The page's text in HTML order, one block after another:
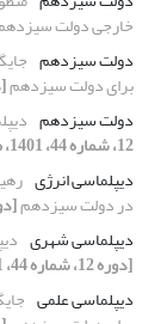
خارجی دولت
دولت سیزدهم
برای دولت سیزدهم
دولت سیزدهم
12، شماره 44، 1401، صفحه 154-170]
دیپلماسی انرژی
در دولت سیزدهم[دوره 12،
دیپلماسی شهری
[دوره 12، شماره 44، 1401، صفحه 154-170]
دیپلماسی علمی